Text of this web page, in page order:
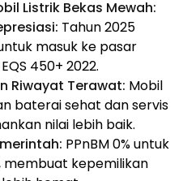
Listrik Bekas Mewah:
Tahun 2025
masuk ke pasar
450+ 2022.
Riwayat Terawat: Mobil
baterai sehat dan servis
nilai lebih baik.
PPnBM 0% untuk
membuat kepemilikan